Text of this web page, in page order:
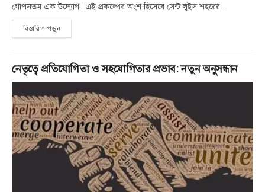
গোপনতম এক উদ্যোগ। এই প্রকল্পের অংশ হিসেবে সেন্ট লুইস শহরের...
বিস্তারিত পড়ুন
নেতৃত্বে প্রতিযোগিতা ও সহযোগিতার প্রভাব: নতুন অনুসন্ধান